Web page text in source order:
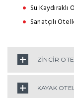
Su Kaydıraklı
Sanatçılı
ZİNCİR
KAYAK